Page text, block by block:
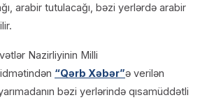
arabir tutulacağı, bəzi yerlərdə arabir
Nazirliyinin Milli
“Qərb Xəbər”ə verilən
bəzi yerlərində qısamüddətli